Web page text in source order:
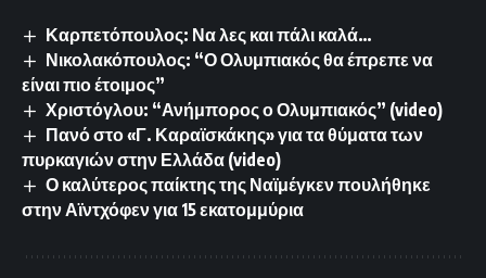
Καρπετόπουλος: Να λες και πάλι καλά…
Νικολακόπουλος: “Ο Ολυμπιακός θα έπρεπε να
είναι πιο έτοιμος”
Χριστόγλου: “Ανήμπορος ο Ολυμπιακός” (video)
Πανό στο «Γ. Καραϊσκάκης» για τα θύματα των
πυρκαγιών στην Ελλάδα (video)
Ο καλύτερος παίκτης της Ναϊμέγκεν πουλήθηκε
στην Αϊντχόφεν για 15 εκατομμύρια